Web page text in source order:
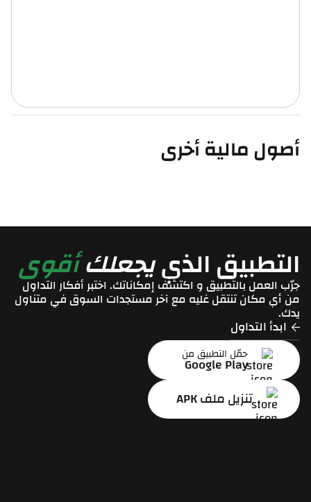
أصول مالية أخرى
التطبيق الذييجعلكأقوى
جرّب العمل بالتطبيق و اكتشف إمكاناتك. اختبر أفكار التداول
من أي مكان تنتقل غليه مع آخر مستجدات السوق في متناول
يدك.
ابدأ التداول
حمّل التطبيق من
Google Play
تنزيل ملف APK